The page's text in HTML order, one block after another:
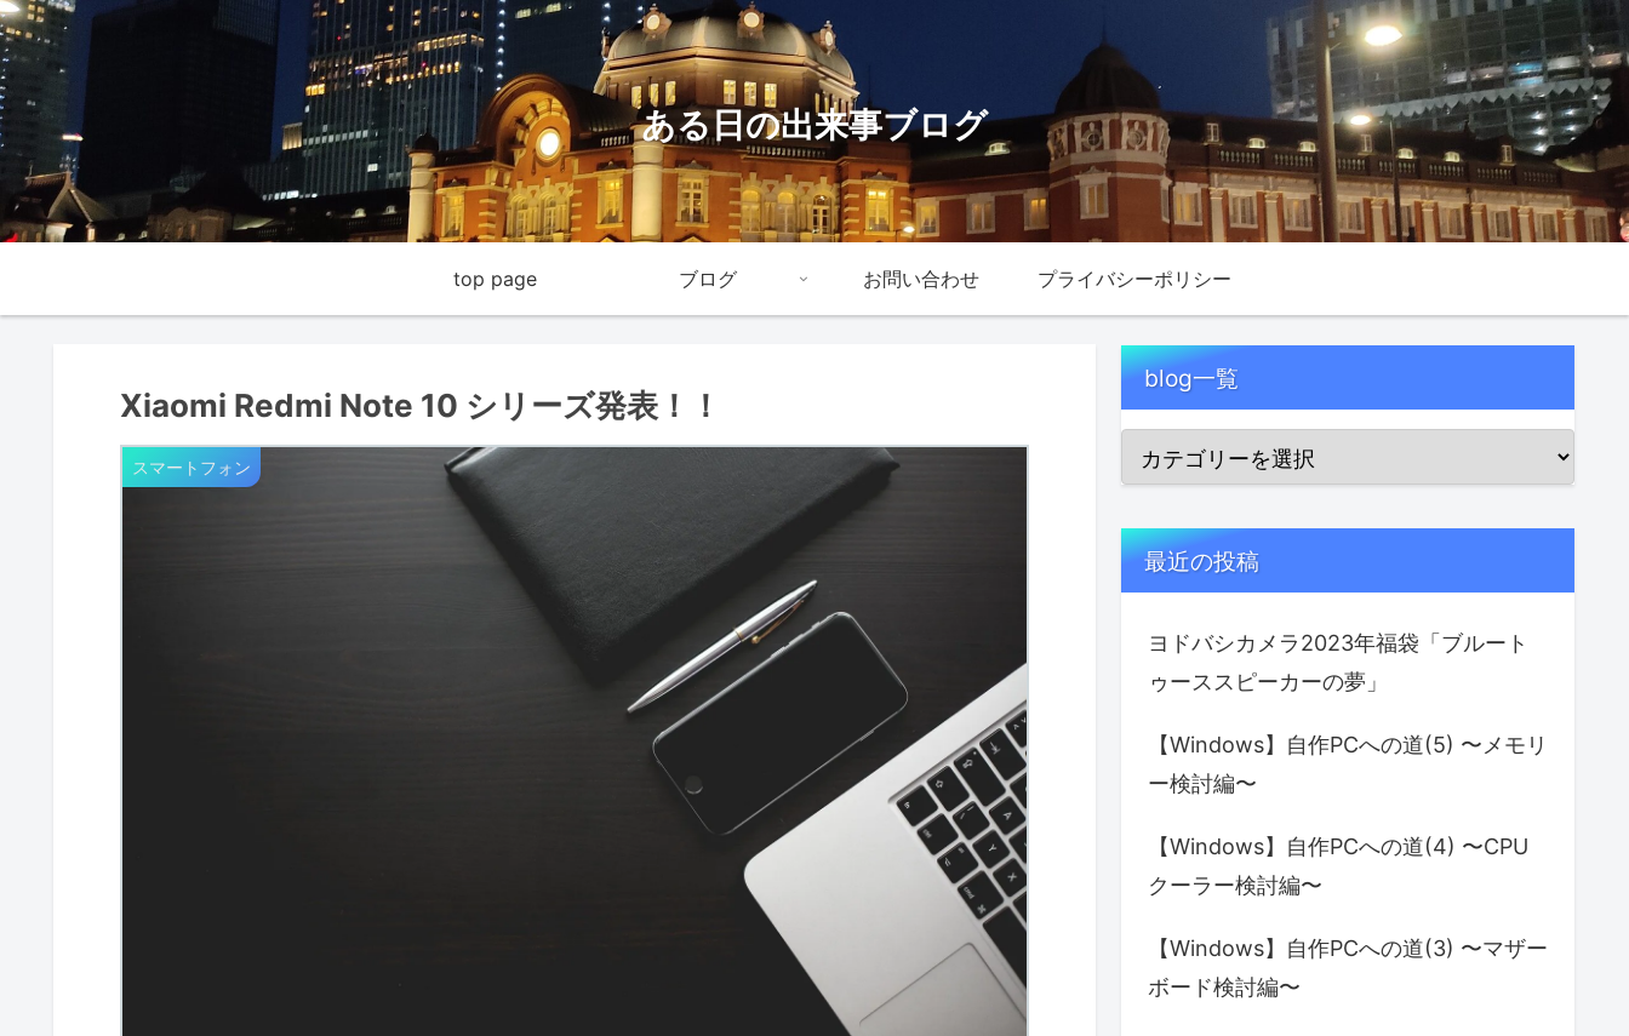
ある日の出来事ブログ
top page ブログ お問い合わせ プライバシーポリシー
Xiaomi Redmi Note 10 シリーズ発表！！
スマートフォン
blog一覧
最近の投稿
ヨドバシカメラ2023年福袋「ブルート
ゥーススピーカーの夢」
【Windows】自作PCへの道(5) 〜メモリ
ー検討編〜
【Windows】自作PCへの道(4) 〜CPU
クーラー検討編〜
【Windows】自作PCへの道(3) 〜マザー
ボード検討編〜